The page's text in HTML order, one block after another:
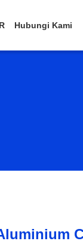
Hubungi Kami